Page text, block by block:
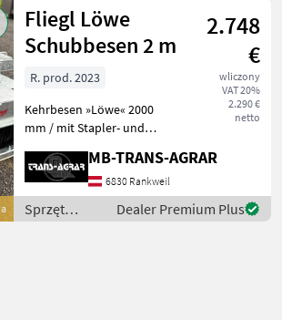
Wintersaison. Das Fliegl A
komunalny /
Fliegl
Fliegl Löwe
Schubbesen 2 m
2.748
€
wliczony
VAT 20%
2.290 €
netto
R. prod. 2023
Kehrbesen »Löwe« 2000
mm / mit Stapler- und
verzinkt » Einfach sauber« –
kehren und schieben in
einem Arbeitsablauf! Der
Kehrbesen zeichnet sic
MB-TRANS-AGRAR
6830 Rankweil
Sprzęt
komunalny /
Dealer Premium Plus